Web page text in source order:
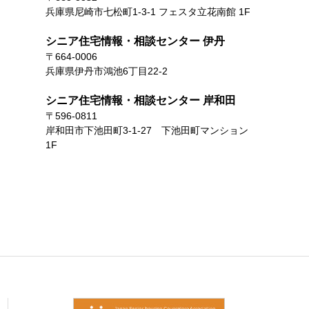
兵庫県尼崎市七松町1-3-1 フェスタ立花南館 1F
シニア住宅情報・相談センター 伊丹
〒664-0006
兵庫県伊丹市鴻池6丁目22-2
シニア住宅情報・相談センター 岸和田
〒596-0811
岸和田市下池田町3-1-27 下池田町マンション
1F